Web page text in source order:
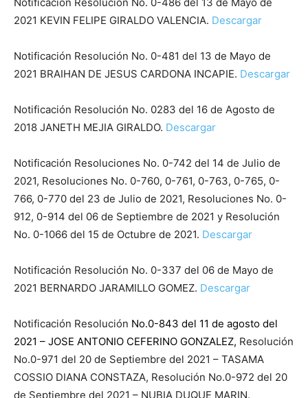
2021 KEVIN FELIPE GIRALDO VALENCIA. Descargar
Notificación Resolución No. 0-481 del 13 de Mayo de
2021 BRAIHAN DE JESUS CARDONA INCAPIE. Descargar
Notificación Resolución No. 0283 del 16 de Agosto de
2018 JANETH MEJIA GIRALDO. Descargar
Notificación Resoluciones No. 0-742 del 14 de Julio de
2021, Resoluciones No. 0-760, 0-761, 0-763, 0-765, 0-
766, 0-770 del 23 de Julio de 2021, Resoluciones No. 0-
912, 0-914 del 06 de Septiembre de 2021 y Resolución
No. 0-1066 del 15 de Octubre de 2021. Descargar
Notificación Resolución No. 0-337 del 06 de Mayo de
2021 BERNARDO JARAMILLO GOMEZ. Descargar
Notificación Resolución No.0-843 del 11 de agosto del
2021 – JOSE ANTONIO CEFERINO GONZALEZ, Resolución
No.0-971 del 20 de Septiembre del 2021 – TASAMA
COSSIO DIANA CONSTAZA, Resolución No.0-972 del 20
de Septiembre del 2021 – NUBIA DUQUE MARIN.